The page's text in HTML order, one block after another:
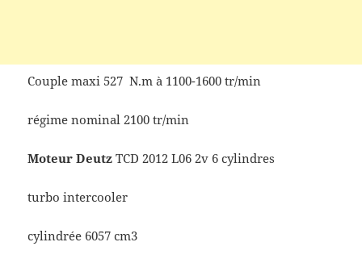
Couple maxi 527 N.m à 1100-1600 tr/min
régime nominal 2100 tr/min
Moteur Deutz TCD 2012 L06 2v 6 cylindres
turbo intercooler
cylindrée 6057 cm3